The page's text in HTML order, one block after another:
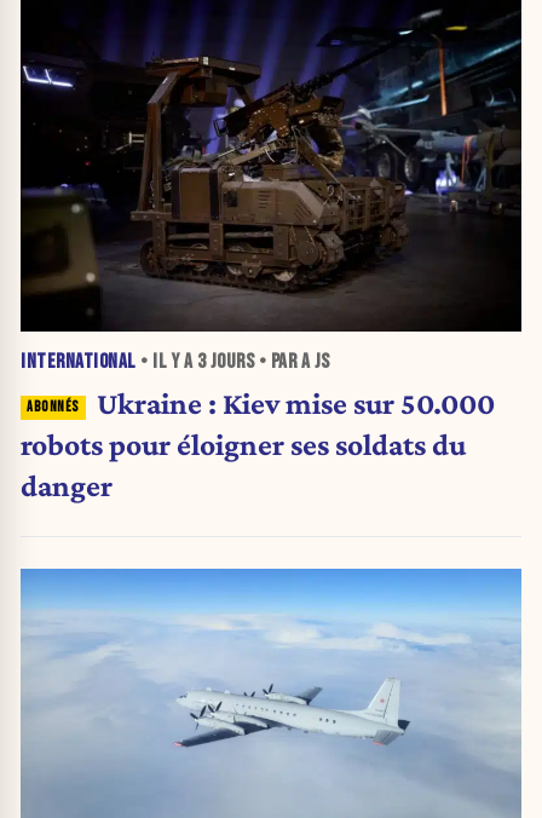
INTERNATIONAL • IL Y A 3 JOURS• PAR A JS
Ukraine : Kiev mise sur 50.000
robots pour éloigner ses soldats du
danger